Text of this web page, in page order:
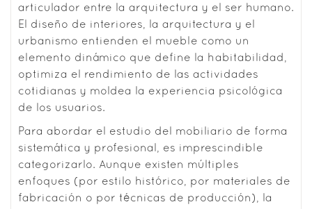
articulador entre la arquitectura y el ser humano.
El diseño de interiores, la arquitectura y el
urbanismo entienden el mueble como un
elemento dinámico que define la habitabilidad,
optimiza el rendimiento de las actividades
cotidianas y moldea la experiencia psicológica
de los usuarios.
Para abordar el estudio del mobiliario de forma
sistemática y profesional, es imprescindible
categorizarlo. Aunque existen múltiples
enfoques (por estilo histórico, por materiales de
fabricación o por técnicas de producción), la